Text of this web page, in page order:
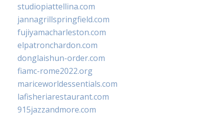
studiopiattellina.com
jannagrillspringfield.com
fujiyamacharleston.com
elpatronchardon.com
donglaishun-order.com
fiamc-rome2022.org
mariceworldessentials.com
lafisheriarestaurant.com
915jazzandmore.com